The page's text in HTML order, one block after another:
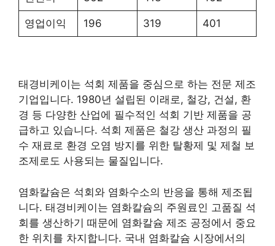
영업이익 196 319 401
태경비케이는 석회 제품을 중심으로 하는 전문 제조
기업입니다. 1980년 설립된 이래로, 철강, 건설, 환
경 등 다양한 산업에 필수적인 석회 기반 제품을 공
급하고 있습니다. 석회 제품은 철강 생산 과정의 필
수 재료로 환경 오염 방지를 위한 탈황제 및 제철 보
조제로도 사용되는 물질입니다.
염화칼슘은 석회와 염화수소의 반응을 통해 제조됩
니다. 태경비케이는 염화칼슘의 주원료인 고품질 석
회를 생산하기 때문에 염화칼슘 제조 공정에서 중요
한 위치를 차지합니다. 국내 염화칼슘 시장에서의